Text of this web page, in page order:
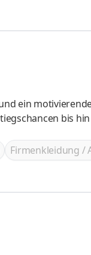
Firmenkleidung /